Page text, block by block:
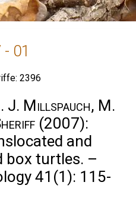
01
2396
J. Millspauch, M.
(2007):
and
box turtles. –
41(1): 115-